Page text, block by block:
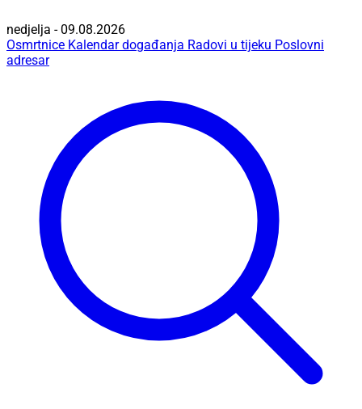
nedjelja - 09.08.2026
Osmrtnice Kalendar događanja Radovi u tijeku Poslovni
adresar